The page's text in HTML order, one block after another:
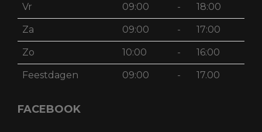
Vr 09:00 - 18:00
Za 09:00 - 17:00
Zo 10:00 - 16:00
Feestdagen 09:00 - 17.00
FACEBOOK